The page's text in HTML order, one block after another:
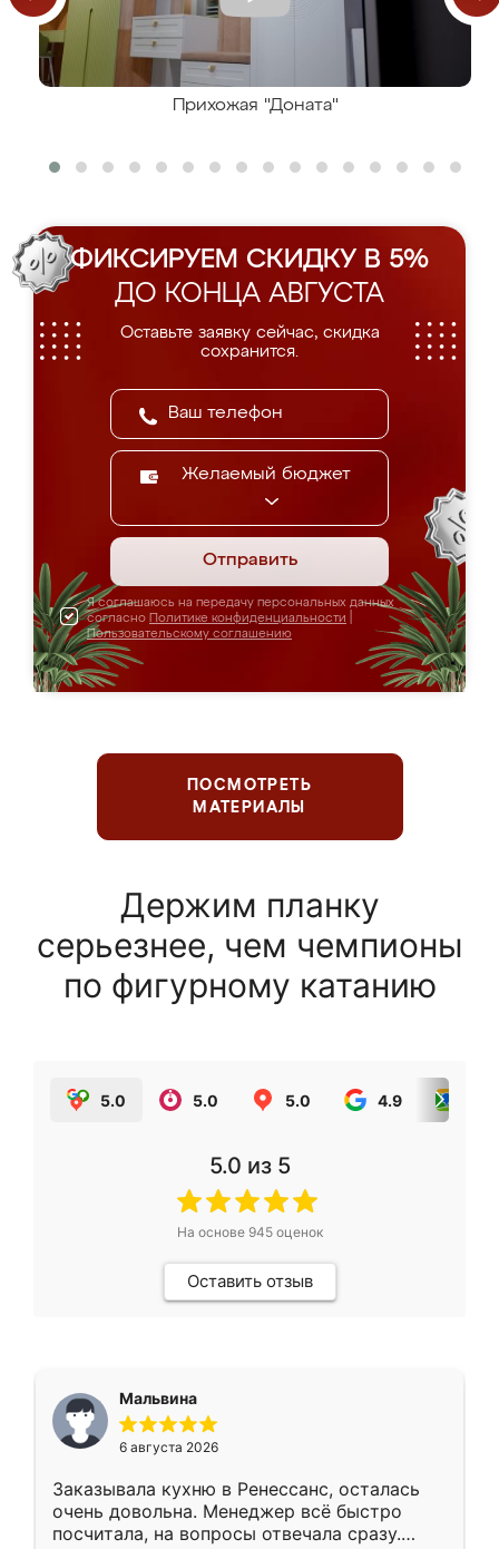
Прихожая "Доната"
ФИКСИРУЕМ СКИДКУ В 5%
ДО КОНЦА АВГУСТА
Оставьте заявку сейчас, скидка
сохранится.
Желаемый бюджет
Отправить
Я соглашаюсь на передачу персональных данных
согласно Политике конфиденциальности
Пользовательскому соглашению
ПОСМОТРЕТЬ
МАТЕРИАЛЫ
Держим планку
серьезнее, чем чемпионы
по фигурному катанию
5.0 5.0 5.0 4.9
5.0 из 5
На основе 945оценок
Оставить отзыв
Мальвина
6 августа 2026
Заказывала кухню в Ренессанс, осталась
очень довольна. Менеджер всё быстро
посчитала, на вопросы отвечала сразу.